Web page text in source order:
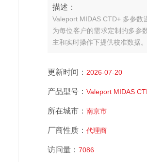
描述：
Valeport MIDAS CTD+ 多参数
为每位客户的需求定制的多参
主和实时操作下提供校准数据。
更新时间： 2026-07-20
产品型号： Valeport MIDAS
所在城市： 南京市
厂商性质： 代理商
访问量： 7086